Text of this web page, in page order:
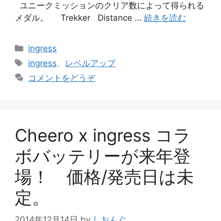
ユニークミッションのクリア数によって得られる
メダル。 Trekker Distance … 続きを読む
カ
テ
リ
ingress
タ
グ
ingress、 レベルアップ
コメントをどうぞ
Cheero x ingress コラ
ボバッテリーが来年登
場！ 価格/発売日は未
定。